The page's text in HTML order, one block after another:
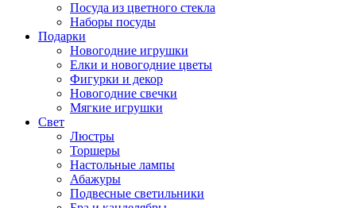
Посуда из цветного стекла
Наборы посуды
Подарки
Новогодние игрушки
Елки и новогодние цветы
Фигурки и декор
Новогодние свечки
Мягкие игрушки
Свет
Люстры
Торшеры
Настольные лампы
Абажуры
Подвесные светильники